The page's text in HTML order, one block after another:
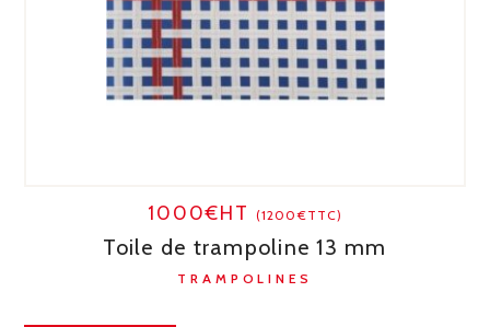
1000€HT (1200€TTC)
Toile de trampoline 13 mm
TRAMPOLINES